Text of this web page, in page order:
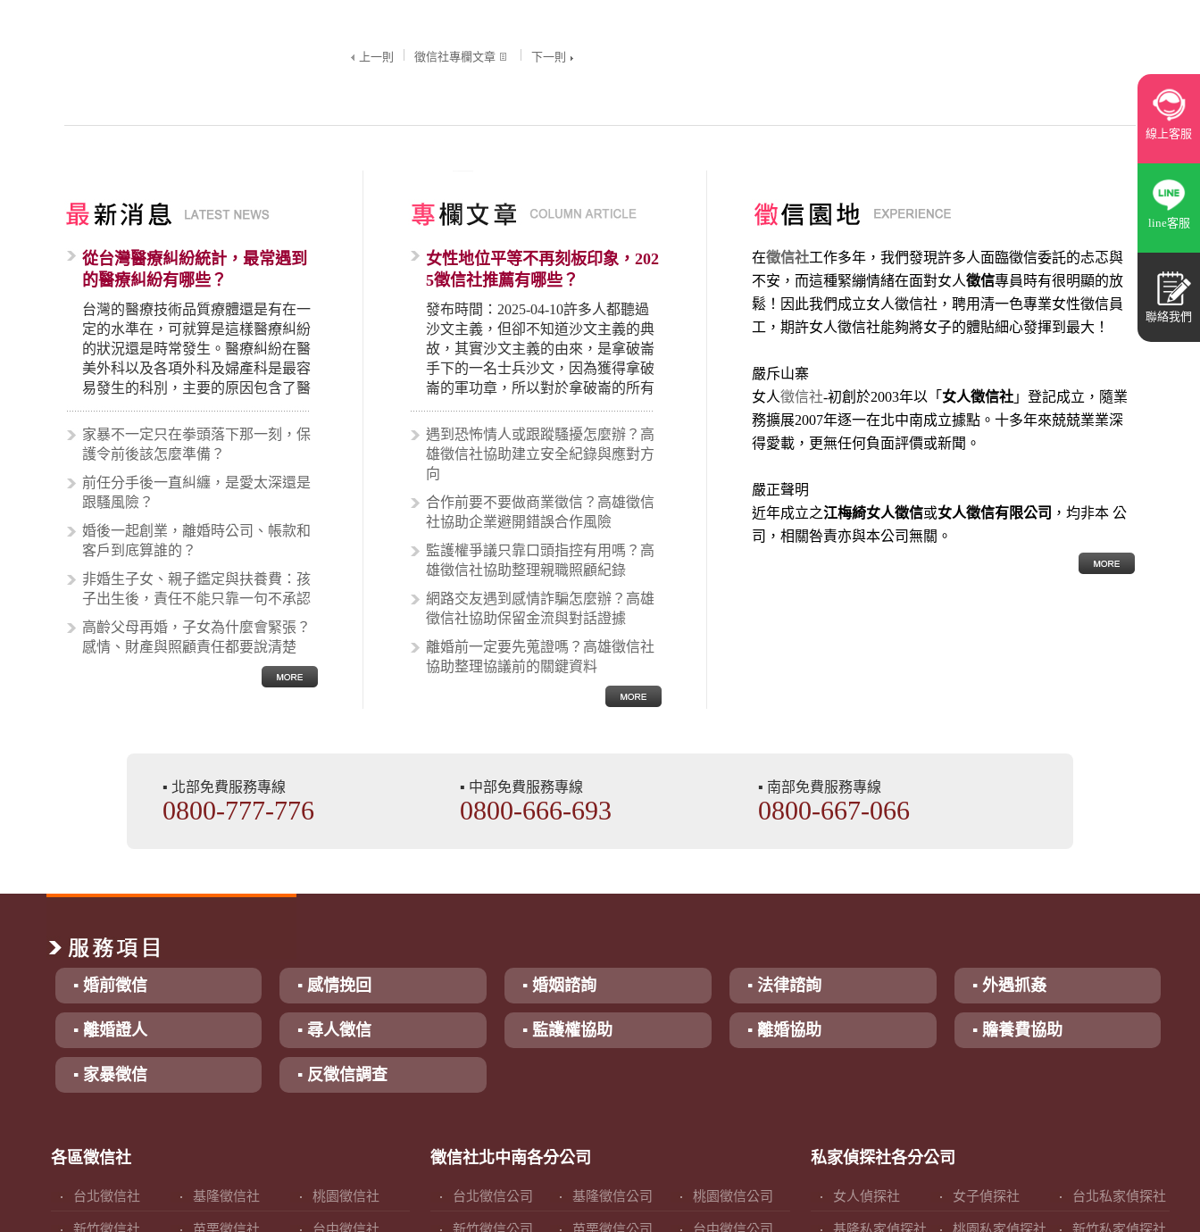
線上客服
line客服
聯絡我們
上一則 徵信社專欄文章 下一則
從台灣醫療糾紛統計，最常遇到
的醫療糾紛有哪些？
台灣的醫療技術品質療體還是有在一
定的水準在，可就算是這樣醫療糾紛
的狀況還是時常發生。醫療糾紛在醫
美外科以及各項外科及婦產科是最容
易發生的科別，主要的原因包含了醫
生未盡告知義務、醫療處置疏失、手
術疏失、術後照顧失當、醫療費用的
收取。雖然醫學進步，但醫生與病患
案例中最後都走向訴訟流程，我們如
果不幸遇到相關醫療糾紛時究竟該怎
麼處理呢？醫療糾紛相關的內容其實
非常多，有些案例…
家暴不一定只在拳頭落下那一刻，保
護令前後該怎麼準備？
前任分手後一直糾纏，是愛太深還是
跟騷風險？
婚後一起創業，離婚時公司、帳款和
客戶到底算誰的？
非婚生子女、親子鑑定與扶養費：孩
子出生後，責任不能只靠一句不承認
高齡父母再婚，子女為什麼會緊張？
感情、財產與照顧責任都要說清楚
女性地位平等不再刻板印象，202
5徵信社推薦有哪些？
發布時間：2025-04-10許多人都聽過
沙文主義，但卻不知道沙文主義的典
故，其實沙文主義的由來，是拿破崙
手下的一名士兵沙文，因為獲得拿破
崙的軍功章，所以對於拿破崙的所有
事蹟和政策產生狂熱崇拜，形成偏執
的狀況，所以沙文主義後來就被拿來
暗指偏見和歧視，而且有沙文主義傾
向的人，通常對於自己的國家和民族
國家的人，所以沙文主義也廣泛應用
在種族歧視的說法，甚至還出現了男
性沙文…
遇到恐怖情人或跟蹤騷擾怎麼辦？高
雄徵信社協助建立安全紀錄與應對方
向
合作前要不要做商業徵信？高雄徵信
社協助企業避開錯誤合作風險
監護權爭議只靠口頭指控有用嗎？高
雄徵信社協助整理親職照顧紀錄
網路交友遇到感情詐騙怎麼辦？高雄
徵信社協助保留金流與對話證據
離婚前一定要先蒐證嗎？高雄徵信社
協助整理協議前的關鍵資料
在徵信社工作多年，我們發現許多人面臨徵信委託的忐忑與
不安，而這種緊繃情緒在面對女人徵信專員時有很明顯的放
鬆！因此我們成立女人徵信社，聘用清一色專業女性徵信員
工，期許女人徵信社能夠將女子的體貼細心發揮到最大 ！
嚴斥山寨
女人徵信社-初創於2003年以「 女人徵信社 」登記成立，隨業
務擴展2007年逐一在北中南成立據點。十多年來兢兢業業深
得愛載，更無任何負面評價或新聞。
嚴正聲明
近年成立之江梅綺女人徵信或女人徵信有限公司 ，均非本 公
司，相關咎責亦與本公司無關。
▪ 北部免費服務專線
0800-777-776
▪ 中部免費服務專線
0800-666-693
▪ 南部免費服務專線
0800-667-066
▪ 婚前徵信 ▪ 感情挽回 ▪ 婚姻諮詢 ▪ 法律諮詢 ▪ 外遇抓姦
▪ 離婚證人 ▪ 尋人徵信 ▪ 監護權協助 ▪ 離婚協助 ▪ 贍養費協助
▪ 家暴徵信 ▪ 反徵信調查
各區徵信社
台北徵信社 基隆徵信社 桃園徵信社
徵信社北中南各分公司
台北徵信公司 基隆徵信公司 桃園徵信公司
私家偵探社各分公司
女人偵探社 女子偵探社 台北私家偵探社